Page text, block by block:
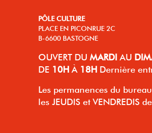
PÔLE CULTURE
PLACE EN PICONRUE 2C
B-6600 BASTOGNE
OUVERT DU MARDI AU
DE 10H À 18H Dernière
Les permanences du
les JEUDIS et VENDREDIS